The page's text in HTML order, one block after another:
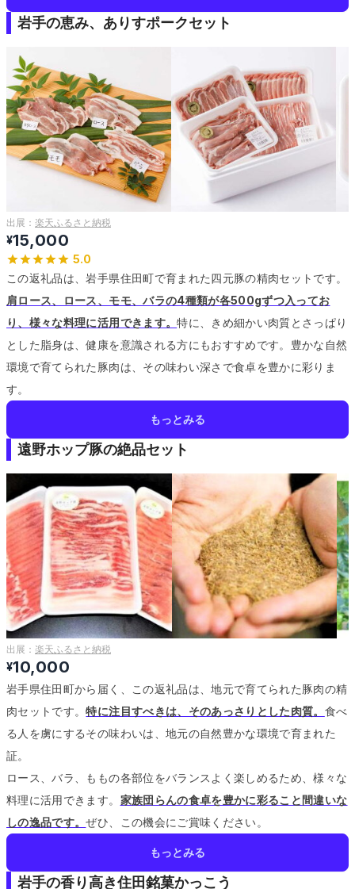
岩手の恵み、ありすポークセット
出展： 楽天ふるさと納税
¥15,000
5.0
この返礼品は、岩手県住田町で育まれた四元豚の精肉セットです。
肩ロース、ロース、モモ、バラの4種類が各500gずつ入ってお
り、様々な料理に活用できます。特に、きめ細かい肉質とさっぱり
とした脂身は、健康を意識される方にもおすすめです。 豊かな自然
環境で育てられた豚肉は、その味わい深さで食卓を豊かに彩りま
す。
もっとみる
遠野ホップ豚の絶品セット
出展： 楽天ふるさと納税
¥10,000
岩手県住田町から届く、この返礼品は、地元で育てられた豚肉の精
肉セットです。特に注目すべきは、そのあっさりとした肉質。 食べ
る人を虜にするその味わいは、地元の自然豊かな環境で育まれた
証。
ロース、バラ、ももの各部位をバランスよく楽しめるため、様々な
料理に活用できます。 家族団らんの食卓を豊かに彩ること間違いな
しの逸品です。ぜひ、この機会にご賞味ください。
もっとみる
岩手の香り高き住田銘菓かっこう